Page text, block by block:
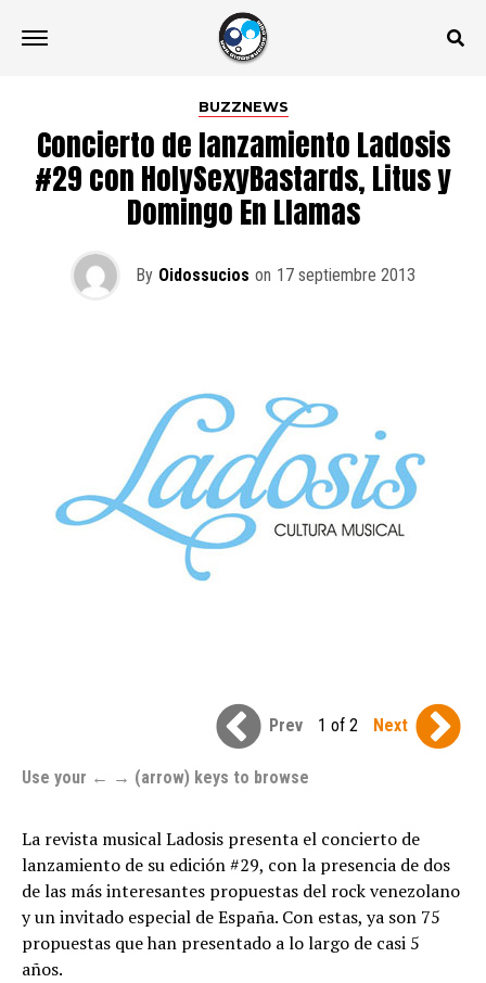
BUZZNEWS
Concierto de lanzamiento Ladosis
#29 con HolySexyBastards, Litus y
Domingo En Llamas
By Oidossucios on 17 septiembre 2013
Prev 1 of 2 Next
Use your ← → (arrow) keys to browse
La revista musical Ladosis presenta el concierto de
lanzamiento de su edición #29, con la presencia de dos
de las más interesantes propuestas del rock venezolano
y un invitado especial de España. Con estas, ya son 75
propuestas que han presentado a lo largo de casi 5
años.